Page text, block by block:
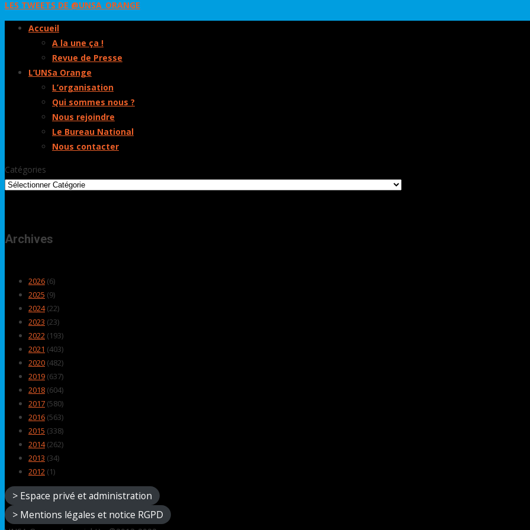
LES TWEETS DE @UNSA_ORANGE
Accueil
A la une ça !
Revue de Presse
L’UNSa Orange
L’organisation
Qui sommes nous ?
Nous rejoindre
Le Bureau National
Nous contacter
Catégories
Archives
2026 (6)
2025 (9)
2024(22)
2023 (23)
2022 (193)
2021 (403)
2020 (482)
2019 (637)
2018 (604)
2017 (580)
2016 (563)
2015 (338)
2014(262)
2013 (34)
2012 (1)
> Espace privé et administration
> Mentions légales et notice RGPD